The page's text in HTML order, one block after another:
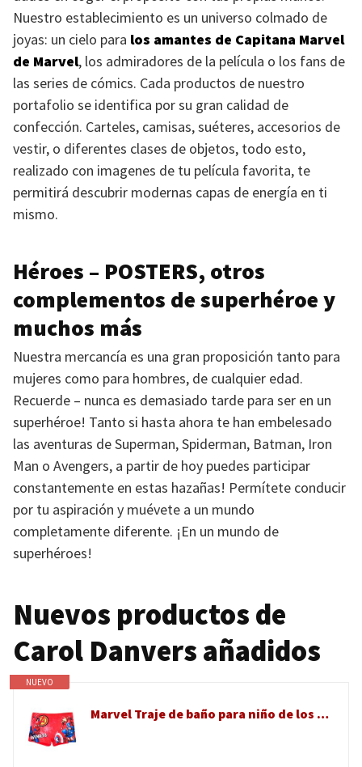
Nuestro establecimiento es un universo colmado de
joyas: un cielo para los amantes de Capitana Marvel
de Marvel, los admiradores de la película o los fans de
las series de cómics. Cada productos de nuestro
portafolio se identifica por su gran calidad de
confección. Carteles, camisas, suéteres, accesorios de
vestir, o diferentes clases de objetos, todo esto,
realizado con imagenes de tu película favorita, te
permitirá descubrir modernas capas de energía en ti
mismo.
Héroes – POSTERS, otros
complementos de superhéroe y
muchos más
Nuestra mercancía es una gran proposición tanto para
mujeres como para hombres, de cualquier edad.
Recuerde – nunca es demasiado tarde para ser en un
superhéroe! Tanto si hasta ahora te han embelesado
las aventuras de Superman, Spiderman, Batman, Iron
Man o Avengers, a partir de hoy puedes participar
constantemente en estas hazañas! Permítete conducir
por tu aspiración y muévete a un mundo
completamente diferente. ¡En un mundo de
superhéroes!
Nuevos productos de
Carol Danvers añadidos
NUEVO
Marvel Traje de baño para niño de los Vengadores, para la playa, la piscina, slip o parisina para niño de 4 a 10 años, bañador elástico de secado rápido superhéroes, Parigamba 18017 Rojo, 6 años